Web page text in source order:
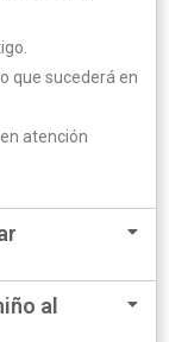
que sucederá en
atención
al